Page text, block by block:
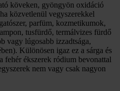
köveken, gyöngyön oxidáció
közvetlenül vegyszerekkel
parfüm, kozmetikumok,
tusfürdő, termálvizes fürdő
vagy lúgosabb izzadtsága,
Különösen igaz ez a sárga és
fehér ékszerek ródium bevonattal
nem vagy csak nagyon